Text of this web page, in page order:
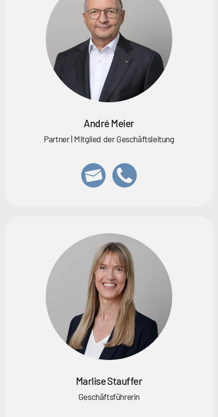
André Meier
Partner | Mitglied der Geschäftsleitung
Marlise Stauffer
Geschäftsführerin